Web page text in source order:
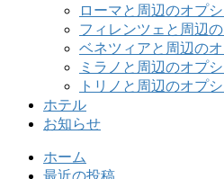
ローマと周辺のオプ
フィレンツェと周辺
ベネツィアと周辺の
ミラノと周辺のオプ
トリノと周辺のオプ
ホテル
お知らせ
ホーム
最近の投稿